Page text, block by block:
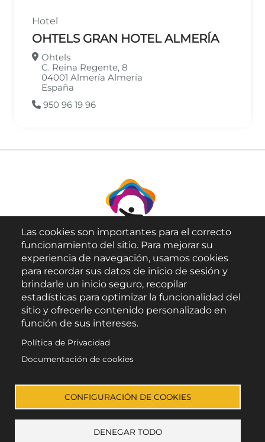
Hotel
OHTELS GRAN HOTEL ALMERÍA
Ohtels
C. Reina Regente, 8
04001 Almería Almería
España
950 96 19 96
Aviso Legal
Política de Privacidad
Accesibilidad
Las cookies son importantes para el correcto
funcionamiento del sitio. Para mejorar su
experiencia de navegación, usamos cookies
para recordar sus datos de inicio de sesión y
brindarle un inicio seguro, recopilar
estadísticas para optimizar la funcionalidad del
sitio y ofrecerle contenido personalizado en
función de sus intereses.
Política de Privacidad
Documentación de cookies
CONFIGURACIÓN DE COOKIES
DENEGAR TODO